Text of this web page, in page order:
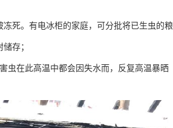
死。有电冰柜的家庭，可分批将已生虫的粮
存；
虫在此高温中都会因失水而，反复高温暴晒